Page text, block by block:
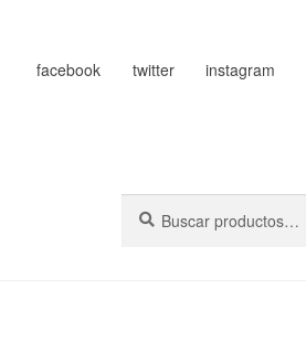
facebook twitter instagram
por: